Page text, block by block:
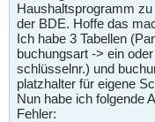
Haushaltsprogramm
der BDE. Hoffe das
Ich habe 3 Tabellen
buchungsart -> ein
schlüsselnr.) und
platzhalter für eigene
Nun habe ich folgende
Fehler: